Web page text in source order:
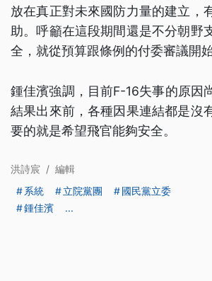
放在真正對未來國防力量的建立，
助。呼籲在這段期間還是不分朝野
全，就從預算跟條例的付委審議開始
鍾佳濱強調，目前F-16失事的原因
結果出來前，各種因果連結都是沒
要的就是希望飛官能夠安全。
洪詩宸 / 編輯
系統
立院黨團
國民黨立委
鍾佳濱
...